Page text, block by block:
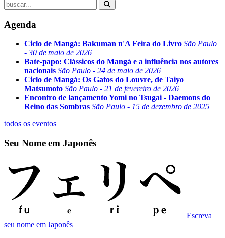
Agenda
Ciclo de Mangá: Bakuman n'A Feira do Livro São Paulo
- 30 de maio de 2026
Bate-papo: Clássicos do Mangá e a influência nos autores
nacionais São Paulo - 24 de maio de 2026
Ciclo de Mangá: Os Gatos do Louvre, de Taiyo
Matsumoto São Paulo - 21 de fevereiro de 2026
Encontro de lançamento Yomi no Tsugai - Daemons do
Reino das Sombras São Paulo - 15 de dezembro de 2025
todos os eventos
Seu Nome em Japonês
Escreva
seu nome em Japonês